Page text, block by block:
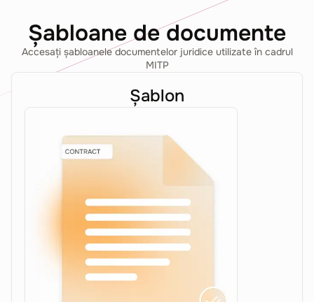
Șabloane de documente
Accesați șabloanele documentelor juridice utilizate în cadrul
MITP
Șablon